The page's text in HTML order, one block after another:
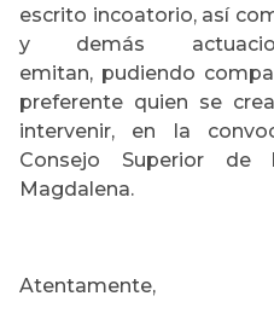
escrito incoatorio, así
y demás
emitan, pudiendo
preferente quien se
intervenir, en la
Consejo Superior de
Magdalena.
Atentamente,